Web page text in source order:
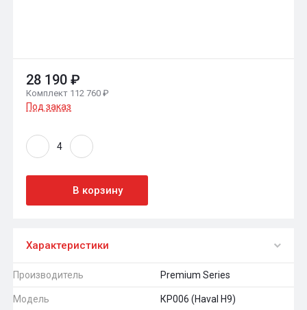
28 190 ₽
Комплект 112 760 ₽
Под заказ
В корзину
Характеристики
Производитель Premium Series
Модель КР006 (Haval H9)